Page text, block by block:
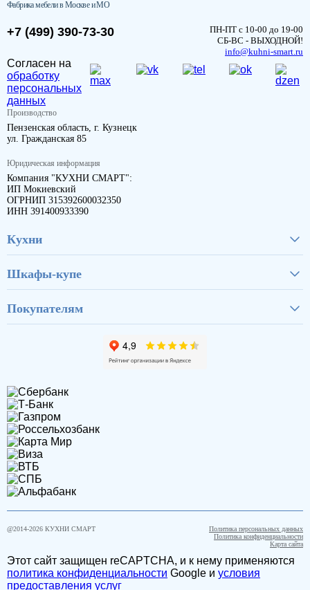
Фабрика мебели в Москве и МО
+7 (499) 390-73-30
ПН-ПТ с 10-00 до 19-00
СБ-ВС - ВЫХОДНОЙ!
info@kuhni-smart.ru
Согласен на
обработку
персональных
данных
Производство
Пензенская область, г. Кузнецк
ул. Гражданская 85
Юридическая информация
Компания "КУХНИ СМАРТ":
ИП Мокиевский
ОГРНИП 315392600032350
ИНН 391400933390
Кухни
Шкафы-купе
Покупателям
@2014-2026 КУХНИ СМАРТ
Политика персональных данных
Политика конфиденциальности
Карта сайта
Этот сайт защищен reCAPTCHA, и к нему применяются
политика конфиденциальности Google и условия
предоставления услуг